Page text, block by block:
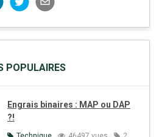
POPULAIRES
Engrais binaires : MAP ou DAP
?!